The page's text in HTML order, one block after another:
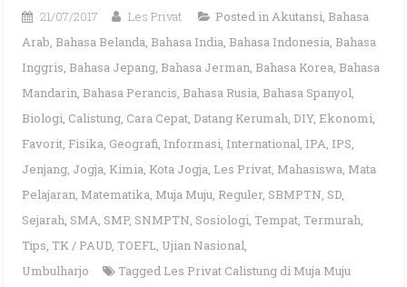
21/07/2017 Les Privat Posted inAkutansi, Bahasa
Arab, Bahasa Belanda, Bahasa India, Bahasa Indonesia, Bahasa
Inggris, Bahasa Jepang, Bahasa Jerman, Bahasa Korea, Bahasa
Mandarin, Bahasa Perancis, Bahasa Rusia, Bahasa Spanyol,
Biologi, Calistung, Cara Cepat, Datang Kerumah, DIY, Ekonomi,
Favorit, Fisika, Geografi, Informasi, International, IPA, IPS,
Jenjang, Jogja, Kimia, Kota Jogja, Les Privat, Mahasiswa, Mata
Pelajaran, Matematika, Muja Muju, Reguler, SBMPTN, SD,
Sejarah, SMA, SMP, SNMPTN, Sosiologi, Tempat, Termurah,
Tips, TK / PAUD, TOEFL, Ujian Nasional,
Umbulharjo
Tagged Les Privat Calistung di Muja Muju